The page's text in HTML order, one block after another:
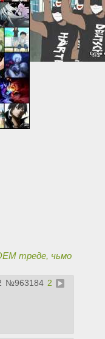
треде, чьмо
№963184 2